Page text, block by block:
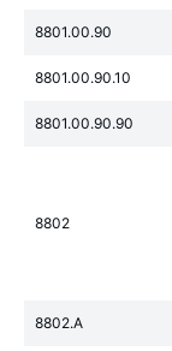
8801.00.90
8801.00.90.10
8801.00.90.90
8802
8802.A